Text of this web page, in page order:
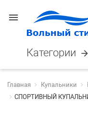
menu
Категории arrow_forward
Главная Купальники
СПОРТИВНЫЙ КУПАЛЬНИК